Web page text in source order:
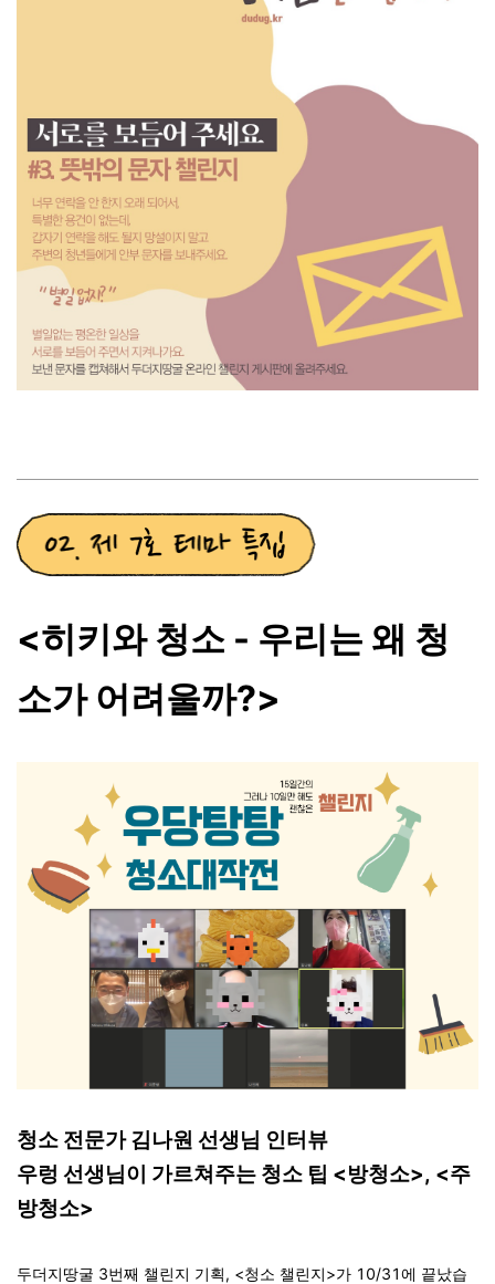
<히키와 청소 - 우리는 왜 청
소가 어려울까?>
청소 전문가 김나원 선생님 인터뷰
우렁 선생님이 가르쳐주는 청소 팁 <방청소>, <주
방청소>
두더지땅굴 3번째 챌린지 기획, <청소 챌린지>가 10/31에 끝났습